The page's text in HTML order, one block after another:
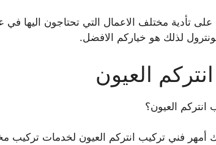
تأدية مختلف الاعمال التي تحتاجون اليها في
لذلك هو خياركم الافضل.
العيون
العيون؟
أمهر فني تركيب انتركم العيون لخدمات تركيب